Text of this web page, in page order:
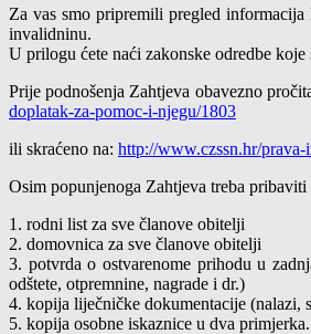
Za vas smo pripremili pregled
invalidninu.
U prilogu ćete naći zakonske odredbe
Prije podnošenja Zahtjeva obavezno
doplatak-za-pomoc-i-njegu/1803
ili skraćeno na: http://www.czssn.hr/prava-
Osim popunjenoga Zahtjeva treba pribaviti
1. rodni list za sve članove obitelji
2. domovnica za sve članove obitelji
3. potvrda o ostvarenome prihodu u
odštete, otpremnine, nagrade i dr.)
4. kopija liječničke dokumentacije (nalazi,
5. kopija osobne iskaznice u dva primjerka.